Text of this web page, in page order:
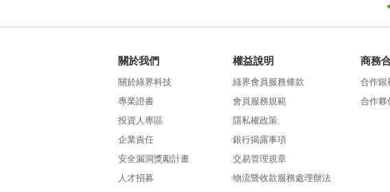
關於我們
關於綠界科技
專業證書
投資人專區
企業責任
安全漏洞獎勵計畫
人才招募
權益說明
綠界會員服務條款
會員服務規範
隱私權政策
銀行揭露事項
交易管理規章
物流暨收款服務處理辦法
商務
合作銀
合作夥